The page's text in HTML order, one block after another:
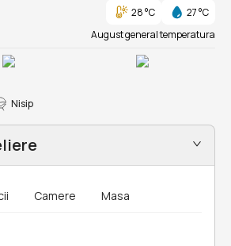
28 °C
27 °C
August general temperatura
Nisip
Camere Masa